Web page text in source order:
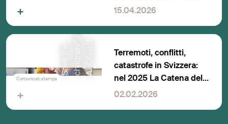
appello alle donazioni
15.04.2026
S
a
v
e
t
h
e
c
h
i
l
d
r
e
n
/
S
h
a
i
ma
A
l
-
O
b
a
i
d i
Comunicati stampa
Terremoti, conflitti,
catastrofe in Svizzera:
nel 2025 La Catena della
solidarietà ha raccolto
02.02.2026